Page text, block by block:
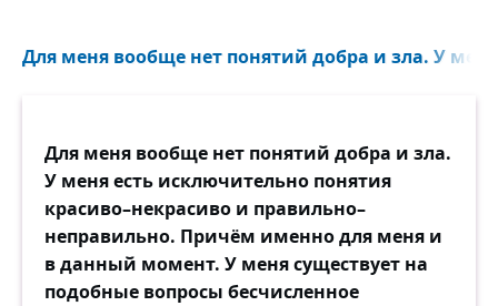
Для меня вообще нет понятий добра и зла. У
Для меня вообще нет понятий добра и зла.
У меня есть исключительно понятия
красиво–некрасиво и правильно–
неправильно. Причём именно для меня и
в данный момент. У меня существует на
подобные вопросы бесчисленное